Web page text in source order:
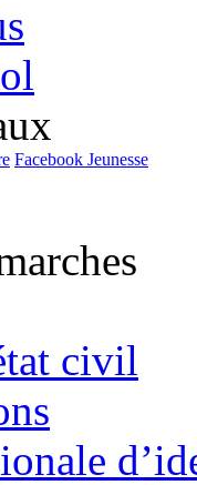
Facebook Jeunesse
civil